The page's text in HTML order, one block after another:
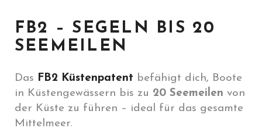
FB2 – SEGELN BIS 20
SEEMEILEN
Das FB2 Küstenpatent befähigt dich, Boote
in Küstengewässern bis zu 20 Seemeilen von
der Küste zu führen – ideal für das gesamte
Mittelmeer.